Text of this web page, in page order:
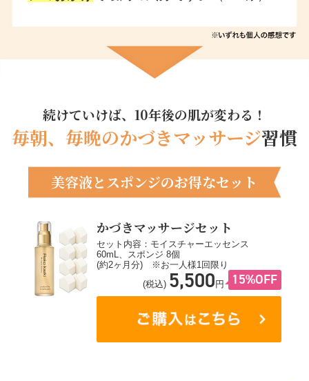
続けていけば、10年後の肌が変わる！
毎朝、毎晩のかづきマッサージ習慣
美容液とスポンジのお得なセット
かづきマッサージセット
セット内容：モイスチャーエッセンス
60mL、スポンジ 8個
(約2ヶ月分) ※お一人様1回限り
(税込) 5,500 円 15%OFF